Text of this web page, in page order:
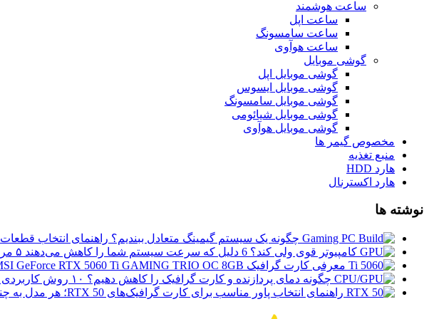
ساعت هوشمند
ساعت اپل
ساعت سامسونگ
ساعت هوآوی
گوشی موبایل
گوشی موبایل اپل
گوشی موبایل ایسوس
گوشی موبایل سامسونگ
گوشی موبایل شیائومی
گوشی موبایل هوآوی
مخصوص گیمر ها
منبع تغذیه
هارد HDD
هارد اکسترنال
نوشته ها
چگونه یک سیستم گیمینگ متعادل ببندیم؟ راهنمای انتخاب قطعات
کامپیوتر قوی ولی کند؟ 6 دلیل که سرعت سیستم شما را کاهش می‌دهند
۵ مرداد ۱۴۰۵
معرفی کارت گرافیک MSI GeForce RTX 5060 Ti GAMING TRIO OC 8GB؛ ترکیبی از قدرت، خنک‌کنندگی و طراحی حرفه‌ای
چگونه دمای پردازنده و کارت گرافیک را کاهش دهیم؟ ۱۰ روش کاربردی برای خنک نگه داشتن سیستم
راهنمای انتخاب پاور مناسب برای کارت گرافیک‌های RTX 50؛ هر مدل به چند وات پاور نیاز دارد؟